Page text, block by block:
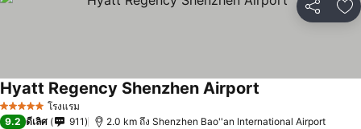
แชร์ เ
5 ดาว โรงแรม
Hyatt Regency Shenzhen Airport
9.2 ดีเลิศ 911 2.0 km ถึง Shenzhen Bao''an International Airport